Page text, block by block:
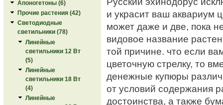
Апоногетоны (6)
Прочие растения (42)
Светодиодные
светильники (78)
Линейные
светильники 12 Вт
(5)
Линейные
светильники 18 Вт
(4)
Линейные
и украсит ваш аквариум
может даже и две, пока
видовое название
той причине. что если
цветочную стрелку, то
денежные купюры
от условий содержания
достоинства, а также